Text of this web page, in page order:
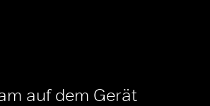
auf dem Gerät